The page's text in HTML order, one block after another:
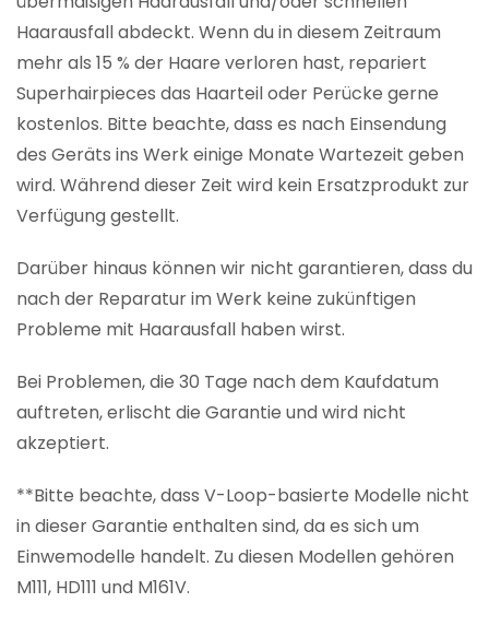
Haarausfall abdeckt. Wenn du in diesem Zeitraum
mehr als 15 % der Haare verloren hast, repariert
Superhairpieces das Haarteil oder Perücke gerne
kostenlos. Bitte beachte, dass es nach Einsendung
des Geräts ins Werk einige Monate Wartezeit geben
wird. Während dieser Zeit wird kein Ersatzprodukt zur
Verfügung gestellt.
Darüber hinaus können wir nicht garantieren, dass du
nach der Reparatur im Werk keine zukünftigen
Probleme mit Haarausfall haben wirst.
Bei Problemen, die 30 Tage nach dem Kaufdatum
auftreten, erlischt die Garantie und wird nicht
akzeptiert.
**Bitte beachte, dass V-Loop-basierte Modelle nicht
in dieser Garantie enthalten sind, da es sich um
Einwemodelle handelt. Zu diesen Modellen gehören
M111, HD111 und M161V.